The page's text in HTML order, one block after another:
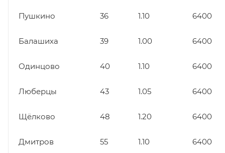
Пушкино 36 1.10 6400
Балашиха 39 1.00 6400
Одинцово 40 1.10 6400
Люберцы 43 1.05 6400
Щёлково 48 1.20 6400
Дмитров 55 1.10 6400